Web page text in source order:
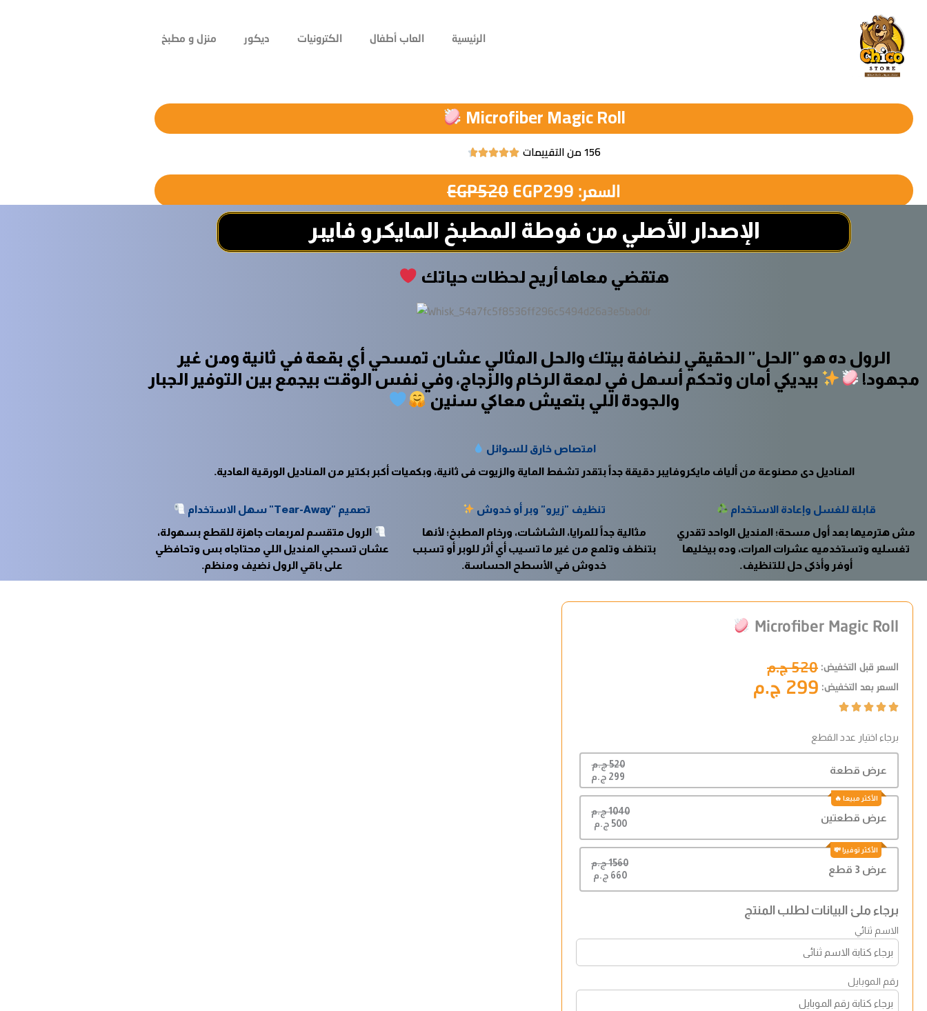
المحتوى
الرئيسية العاب أطفال الكترونيات ديكور منزل و مطبخ
Microfiber Magic Roll
156 من التقييمات 




out
of
السعر: EGP520
السعر
الأصلي
هو:
EGP520.
EGP299
الحالي
هو:
EGP299.
الإصدار الأصلي من فوطة المطبخ المايكرو فايبر
هتقضي معاها أريح لحظات حياتك
الرول ده هو "الحل" الحقيقي لنضافة بيتك والحل المثالي عشان تمسحي أي بقعة في ثانية ومن غير
مجهود!
بيديكي أمان وتحكم أسهل في لمعة الرخام والزجاج، وفي نفس الوقت بيجمع بين التوفير الجبار
والجودة اللي بتعيش معاكي سنين
امتصاص خارق للسوائل
المناديل دي مصنوعة من ألياف مايكروفايبر دقيقة جداً بتقدر تشفط الماية والزيوت في ثانية، وبكميات أكبر بكتير من المناديل الورقية العادية.
قابلة للغسل وإعادة الاستخدام
مش هترميها بعد أول مسحة؛ المنديل الواحد تقدري
تغسليه وتستخدميه عشرات المرات، وده بيخليها
أوفر وأذكى حل للتنظيف.
تنظيف "زيرو" وبر أو خدوش
مثالية جداً للمرايا، الشاشات، ورخام المطبخ؛ لأنها
بتنظف وتلمع من غير ما تسيب أي أثر للوبر أو تسبب
خدوش في الأسطح الحساسة.
تصميم "Tear-Away" سهل الاستخدام
الرول متقسم لمربعات جاهزة للقطع بسهولة،
عشان تسحبي المنديل اللي محتاجاه بس وتحافظي
على باقي الرول نضيف ومنظم.
Microfiber Magic Roll
السعر قبل التخفيض: 520 ج.م
السعر بعد التخفيض: 299 ج.م





Rated
out
of
5
برجاء اختيار عدد القطع
عرض قطعة
520 ج.م
299 ج.م
عرض قطعتين
1040 ج.م
500 ج.م
عرض 3 قطع
1560 ج.م
660 ج.م
برجاء ملئ البيانات لطلب المنتج
الاسم ثنائي
رقم الموبايل